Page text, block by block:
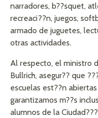
narradores, b??squet,
recreaci??n, juegos,
armado de juguetes,
otras actividades.
Al respecto, el ministro
Bullrich, asegur?? que
escuelas est??n
garantizamos m??s
alumnos de la Ciudad???